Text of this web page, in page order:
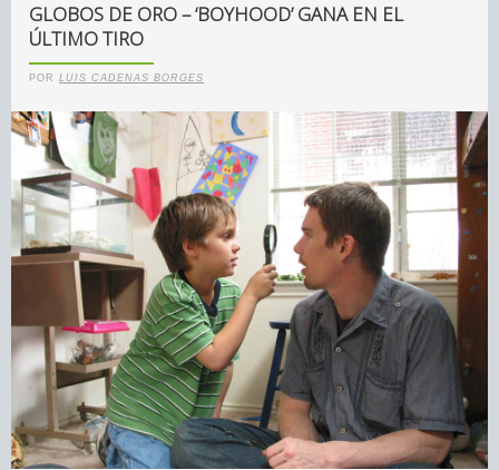
GLOBOS DE ORO – ‘BOYHOOD’ GANA EN EL
ÚLTIMO TIRO
POR LUIS CADENAS BORGES